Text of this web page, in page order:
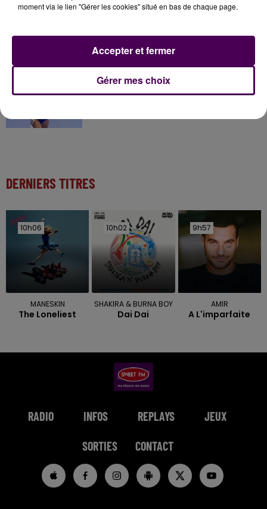
Kids !
9h25
Athlétisme : quatre représentants du Centre-Val
DERNIERS TITRES
10h06
10h06
MANESKIN
The Loneliest
10h02
10h02
SHAKIRA & BURNA BOY
Dai Dai
9h57
9h57
AMIR
A L'imparfaite
RADIO INFOS REPLAYS JEUX
SORTIES CONTACT
moment via le lien "Gérer les cookies" situé en bas de chaque page.
Gérer mes choix
Accepter et fermer